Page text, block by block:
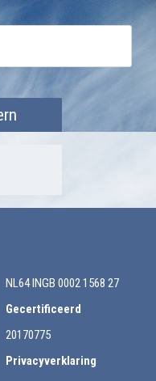
NL64 INGB 0002 1568 27
Gecertificeerd
20170775
Privacyverklaring